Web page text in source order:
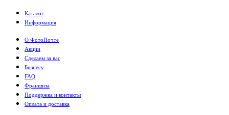
Каталог
Информация
О ФотоПочте
Акции
Сделаем за вас
Бизнесу
FAQ
Франшиза
Поддержка и контакты
Оплата и доставка